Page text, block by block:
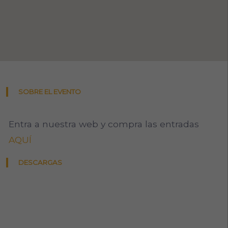
SOBRE EL EVENTO
Entra a nuestra web y compra las entradas
AQUÍ
DESCARGAS